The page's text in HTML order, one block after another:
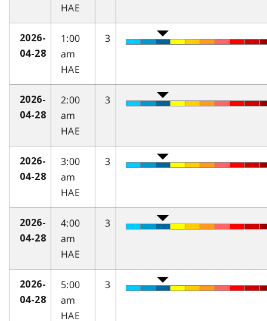
HAE
2026-
04-28
1:00
am
HAE
3
2026-
04-28
2:00
am
HAE
3
2026-
04-28
3:00
am
HAE
3
2026-
04-28
4:00
am
HAE
3
2026-
04-28
5:00
am
HAE
3